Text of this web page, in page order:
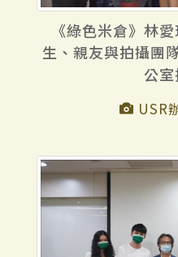
《綠色米倉》林
生、親友與拍攝團
公室
USR